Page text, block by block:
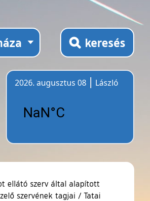
keresés
2026. augusztus 08
László
ellátó szerv által alapított
szervének tagjai / Tatai